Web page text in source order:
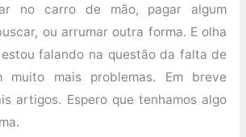
no carro de mão, pagar algum
ou arrumar outra forma. E olha
falando na questão da falta de
muito mais problemas. Em breve
artigos. Espero que tenhamos algo